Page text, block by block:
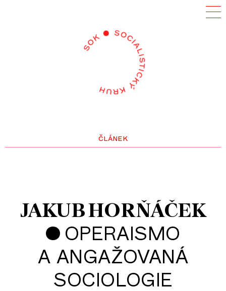
článek
JAKUB HORŇÁČEK
• OPERAISMO
A ANGAŽOVANÁ
SOCIOLOGIE